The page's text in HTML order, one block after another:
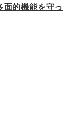
面的機能を守っ